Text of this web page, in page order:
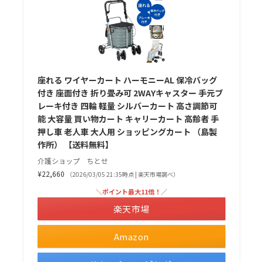
座れる ワイヤーカート ハーモニーAL 保冷バッグ
付き 座面付き 折り畳み可 2WAYキャスター 手元ブ
レーキ付き 四輪 軽量 シルバーカート 高さ調節可
能 大容量 買い物カート キャリーカート 高齢者 手
押し車 老人車 大人用 ショッピングカート （島製
作所） 【送料無料】
介護ショップ ちとせ
¥22,660
（2026/03/05 21:35時点 | 楽天市場調べ）
Amazon
＼ポイント最大11倍！／
楽天市場